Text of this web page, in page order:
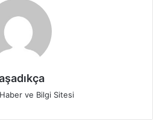
ve Bilgi Sitesi